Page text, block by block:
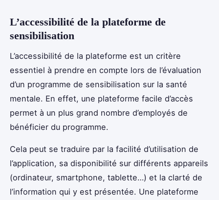
L’accessibilité de la plateforme de
sensibilisation
L’accessibilité de la plateforme est un critère
essentiel à prendre en compte lors de l’évaluation
d’un programme de sensibilisation sur la santé
mentale. En effet, une plateforme facile d’accès
permet à un plus grand nombre d’employés de
bénéficier du programme.
Cela peut se traduire par la facilité d’utilisation de
l’application, sa disponibilité sur différents appareils
(ordinateur, smartphone, tablette…) et la clarté de
l’information qui y est présentée. Une plateforme